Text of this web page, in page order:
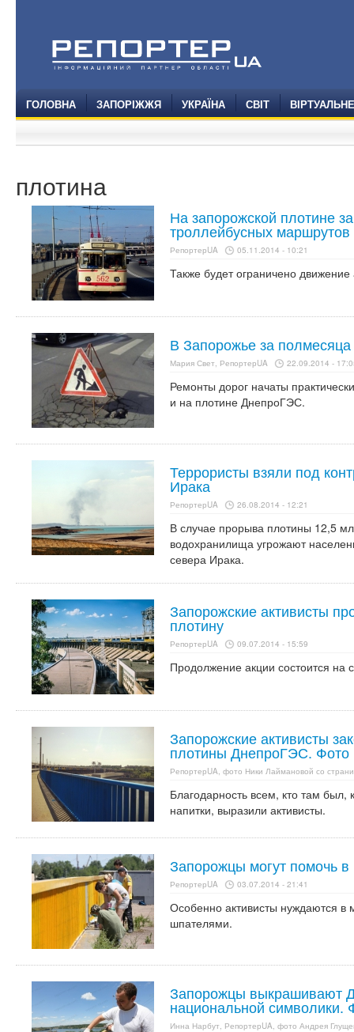
ГОЛОВНА ЗАПОРІЖЖЯ УКРАЇНА СВІТ
плотина
На запорожской плотине
троллейбусных маршрутов
РепортерUA 05.11.2014 - 10:21
Также будет ограничено движение
В Запорожье за
Мария Свет, РепортерUA 22.09.2014 -
Ремонты дорог начаты
и на плотине ДнепроГЭС.
Террористы взяли под
Ирака
РепортерUA 26.08.2014 - 12:21
В случае прорыва плотины 12,5
водохранилища угрожают
севера Ирака.
Запорожские активисты
плотину
РепортерUA 09.07.2014 - 15:59
Продолжение акции состоится
Запорожские активисты
плотины ДнепроГЭС. Фото
РепортерUA, фото Ники Лаймановой со
Благодарность всем, кто там был,
напитки, выразили активисты.
Запорожцы могут помочь
РепортерUA 03.07.2014 - 21:41
Особенно активисты нуждаются в
шпателями.
Запорожцы выкрашивают
национальной символики.
Инна Нарбут, РепортерUA, фото Андрея